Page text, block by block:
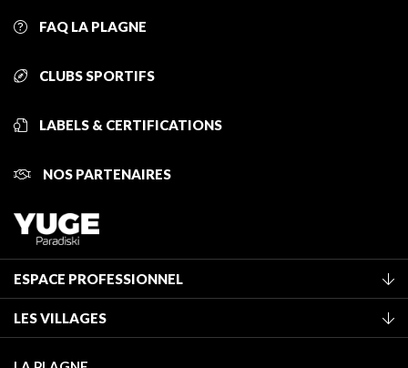
FAQ LA PLAGNE
CLUBS SPORTIFS
LABELS & CERTIFICATIONS
NOS PARTENAIRES
ESPACE PROFESSIONNEL
Classement des meublés
Taxe de séjour
LES VILLAGES